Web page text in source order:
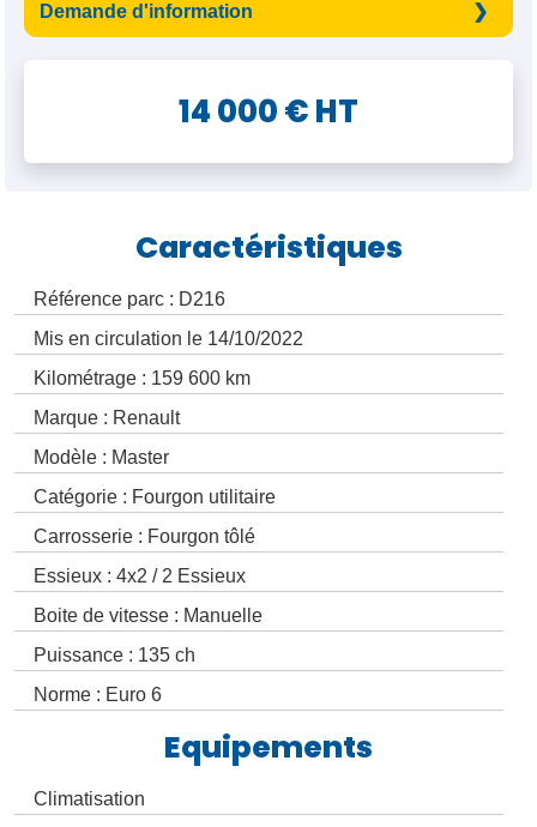
Demande d'information
14 000 € HT
Caractéristiques
Référence parc : D216
Mis en circulation le 14/10/2022
Kilométrage : 159 600 km
Marque : Renault
Modèle : Master
Catégorie : Fourgon utilitaire
Carrosserie : Fourgon tôlé
Essieux : 4x2 / 2 Essieux
Boite de vitesse : Manuelle
Puissance : 135 ch
Norme : Euro 6
Equipements
Climatisation